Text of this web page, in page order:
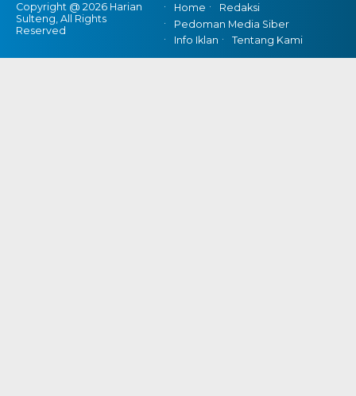
Copyright @ 2026 Harian
Sulteng, All Rights
Reserved
Home
Redaksi
Pedoman Media Siber
Info Iklan
Tentang Kami